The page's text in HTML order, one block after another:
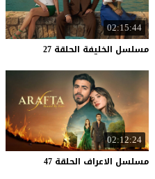
02:15:44
مسلسل الخليفة الحلقة 27
02:12:24
مسلسل الاعراف الحلقة 47